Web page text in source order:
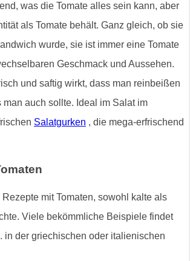
was die Tomate alles sein kann, aber
als Tomate behält. Ganz gleich, ob sie
wurde, sie ist immer eine Tomate
Geschmack und Aussehen.
und saftig wirkt, dass man reinbeißen
man auch sollte. Ideal im Salat im
Salatgurken , die mega-erfrischend
mit Tomaten, sowohl kalte als
Viele bekömmliche Beispiele findet
in der griechischen oder italienischen